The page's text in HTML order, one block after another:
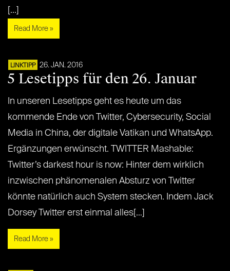
[...]
Read More »
LINKTIPP 26. JAN. 2016
5 Lesetipps für den 26. Januar
In unseren Lesetipps geht es heute um das
kommende Ende von Twitter, Cybersecurity, Social
Media in China, der digitale Vatikan und WhatsApp.
Ergänzungen erwünscht. TWITTER Mashable:
Twitter’s darkest hour is now: Hinter dem wirklich
inzwischen phänomenalen Absturz von Twitter
könnte natürlich auch System stecken. Indem Jack
Dorsey Twitter erst einmal alles[…]
Read More »